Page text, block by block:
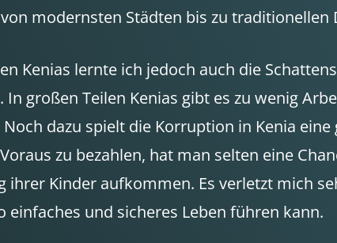
modernsten Städten bis zu
Kenias lernte ich jedoch auch die
großen Teilen Kenias gibt es zu wenig
dazu spielt die Korruption in Kenia
zu bezahlen, hat man selten eine
Kinder aufkommen. Es verletzt mich
einfaches und sicheres Leben führen kann.